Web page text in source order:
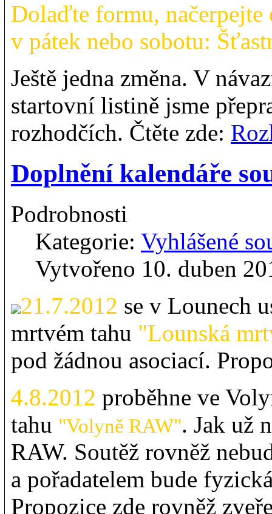
Dolaďte formu,
v pátek nebo sobotu:
Ještě jedna změna. V
startovní listině jsme
rozhodčích. Čtěte zde:
Doplnění kalendáře
Podrobnosti
Kategorie: Vyhlášené
Vytvořeno 10. duben
21.7.2012 se v Lounech
mrtvém tahu "Lounská
pod žádnou asociací.
4.8.2012 proběhne ve
tahu "Volyně RAW". Jak už
RAW. Soutěž rovněž
a pořadatelem bude
Propozice zde rovněž